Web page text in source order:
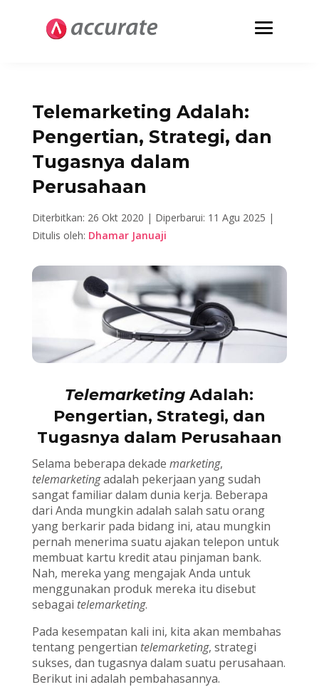
Telemarketing Adalah:
Pengertian, Strategi, dan
Tugasnya dalam
Perusahaan
Diterbitkan: 26 Okt 2020 | Diperbarui: 11 Agu 2025 |
Ditulis oleh: Dhamar Januaji
Telemarketing Adalah:
Pengertian, Strategi, dan
Tugasnya dalam Perusahaan
Selama beberapa dekade marketing,
telemarketingadalah pekerjaan yang sudah
sangat familiar dalam dunia kerja. Beberapa
dari Anda mungkin adalah salah satu orang
yang berkarir pada bidang ini, atau mungkin
pernah menerima suatu ajakan telepon untuk
membuat kartu kredit atau pinjaman bank.
Nah, mereka yang mengajak Anda untuk
menggunakan produk mereka itu disebut
sebagai telemarketing.
Pada kesempatan kali ini, kita akan membahas
tentang pengertian telemarketing, strategi
sukses, dan tugasnya dalam suatu perusahaan.
Berikut ini adalah pembahasannya.